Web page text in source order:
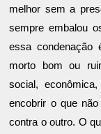
melhor sem a
sempre embalou
essa condenação
morto bom ou
social,
encobrir o que
contra o outro. O